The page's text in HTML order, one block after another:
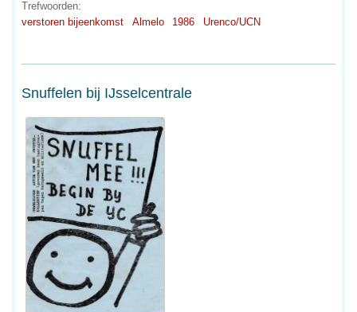
Trefwoorden:
verstoren bijeenkomst
Almelo 1986 Urenco/UCN
Snuffelen bij IJsselcentrale